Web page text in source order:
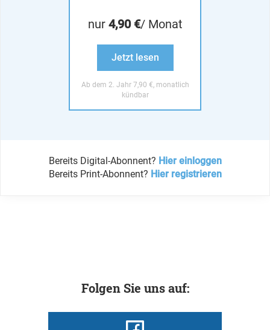
nur 4,90 €/ Monat
Jetzt lesen
Ab dem 2. Jahr 7,90 €, monatlich
kündbar
Bereits Digital-Abonnent? Hier einloggen
Bereits Print-Abonnent? Hier registrieren
Folgen Sie uns auf: